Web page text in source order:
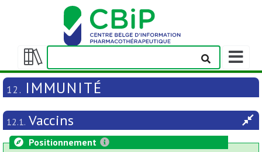
Afficher/masquer
la
table
matières
Afficher/
la
barre
12. IMMUNITÉ
12.1. Vaccins
Positionnement